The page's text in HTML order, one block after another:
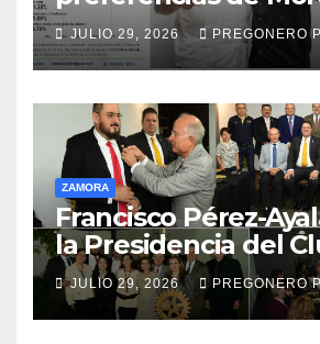
perfila hacia la
de Michoacán en
JULIO 29, 2026 PREGONERO
ZAMORA
Francisco Pérez-
la Presidencia del
Rotario Zamora
para el periodo
JULIO 29, 2026 PREGONERO